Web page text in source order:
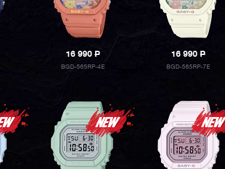
16 990P
BGD-565RP-4E
16 990P
BGD-565RP-7E